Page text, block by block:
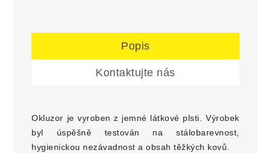
Popis
Kontaktujte nás
Okluzor je vyroben z jemné látkové plsti. Výrobek
byl úspěšně testován na stálobarevnost,
hygienickou nezávadnost a obsah těžkých kovů.